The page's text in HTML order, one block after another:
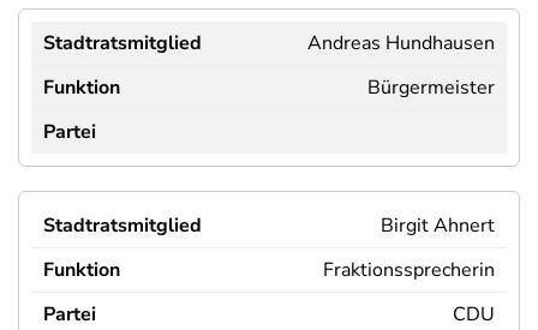
Andreas Hundhausen
Bürgermeister
Birgit Ahnert
Fraktionssprecherin
CDU